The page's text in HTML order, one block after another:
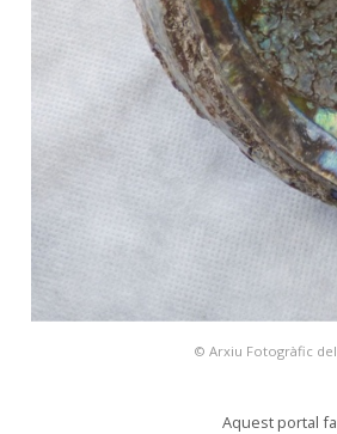
© Arxiu Fotogràfic
Aquest portal